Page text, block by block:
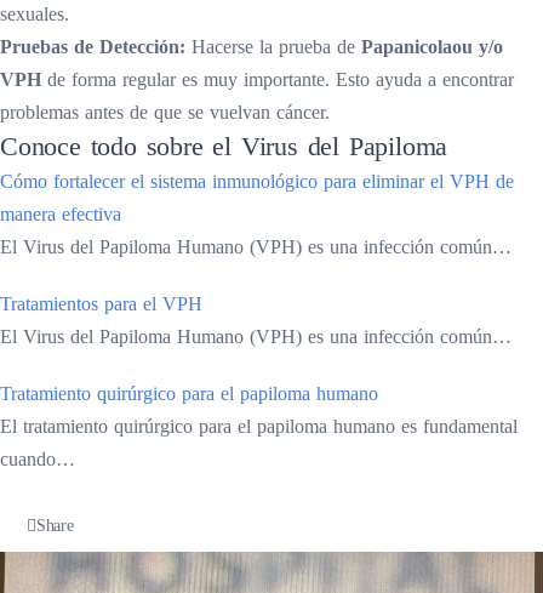
sexuales.
Pruebas de Detección: Hacerse la prueba de Papanicolaou y/o
VPH de forma regular es muy importante. Esto ayuda a encontrar
problemas antes de que se vuelvan cáncer.
Conoce todo sobre el Virus del Papiloma
Cómo fortalecer el sistema inmunológico para eliminar el VPH de
manera efectiva
El Virus del Papiloma Humano (VPH) es una infección común…
Tratamientos para el VPH
El Virus del Papiloma Humano (VPH) es una infección común…
Tratamiento quirúrgico para el papiloma humano
El tratamiento quirúrgico para el papiloma humano es fundamental
cuando…
Share